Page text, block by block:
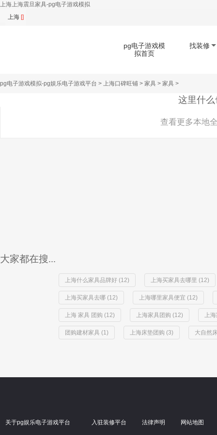
上海上海震旦家具-pg电子游戏模拟
上海 []
pg电子游戏模
拟首页
找装修
扫码下载app
pg电子游戏模拟-pg娱乐电子游戏平台 > 上海口碑旺铺 > 家具 > 家具 >
这里什
查看更多本地
大家都在搜...
上海什么家具品牌好 (12) 上海买家具去哪里 (12)
上海买家具去哪 (12) 上海哪里家具便宜 (12)
上海 家具 团购 (12) 上海家具团购 (12) 上
团购建材家具 (1) 上海床垫团购 (3) 大自然
关于pg娱乐电子游戏平台 入驻装修平台 法律声明 网站地图